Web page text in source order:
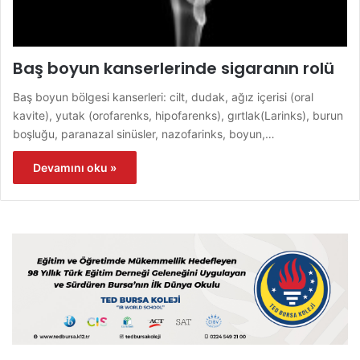
Baş boyun kanserlerinde sigaranın rolü
Baş boyun bölgesi kanserleri: cilt, dudak, ağız içerisi (oral
kavite), yutak (orofarenks, hipofarenks), gırtlak(Larinks), burun
boşluğu, paranazal sinüsler, nazofarinks, boyun,…
Devamını oku »